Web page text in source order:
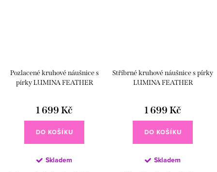
Pozlacené kruhové náušnice s
pírky LUMINA FEATHER
1 699 Kč
DO KOŠÍKU
Skladem
Stříbrné kruhové náušnice s pírky
LUMINA FEATHER
1 699 Kč
DO KOŠÍKU
Skladem